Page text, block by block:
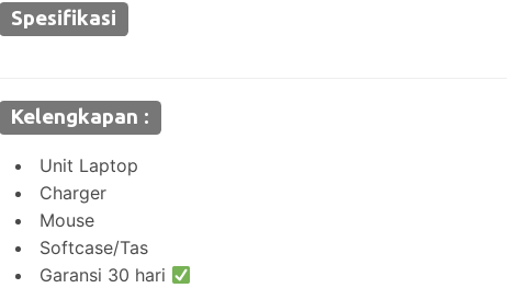
Spesifikasi
Kelengkapan :
Unit Laptop
Charger
Mouse
Softcase/Tas
Garansi 30 hari